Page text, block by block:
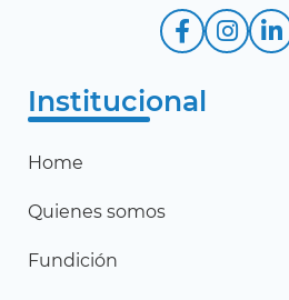
Institucional
Home
Quienes somos
Fundición